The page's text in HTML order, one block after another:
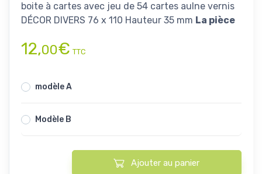
boite à cartes avec jeu de 54 cartes aulne vernis
DÉCOR DIVERS 76 x 110 Hauteur 35 mm La pièce
12,00€ TTC
modèle A
Modèle B
quantité de Boîte à cartes avec jeu de 54 cartes
Ajouter au panier